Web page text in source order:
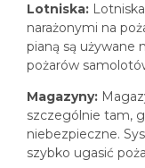
Lotniska:
narażonymi na
pianą są używane
pożarów
Magazyny:
szczególnie tam,
niebezpieczne.
szybko ugasić